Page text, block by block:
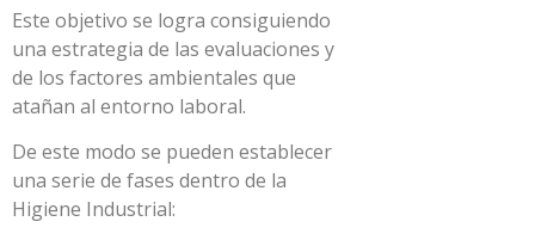
Este objetivo se logra consiguiendo
una estrategia de las evaluaciones y
de los factores ambientales que
atañan al entorno laboral.
De este modo se pueden establecer
una serie de fases dentro de la
Higiene Industrial: